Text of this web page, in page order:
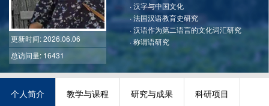
更新时间: 2026.06.06
总访问量: 16431
·汉字与中国文化
·法国汉语教育史研究
·汉语作为第二语言的文化词汇研究
·称谓语研究
个人简介 教学与课程 研究与成果 科研项目